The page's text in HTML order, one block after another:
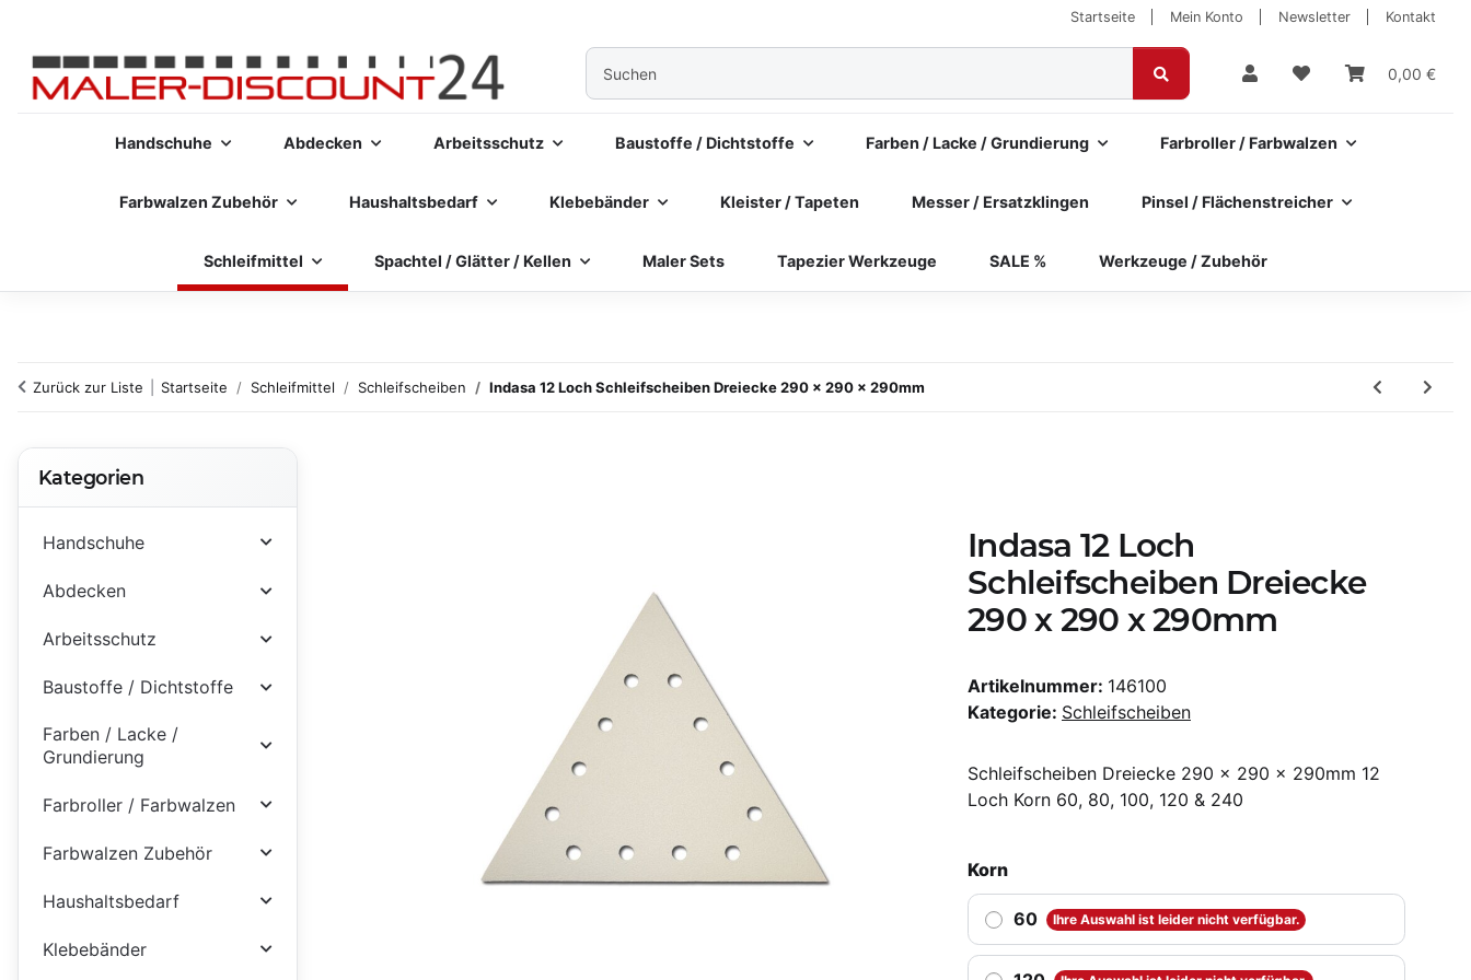
Startseite Mein Konto Newsletter Kontakt
0,00 €
Handschuhe Abdecken Arbeitsschutz Baustoffe / Dichtstoffe Farben / Lacke / Grundierung Farbroller / Farbwalzen
Farbwalzen Zubehör Haushaltsbedarf Klebebänder Kleister / Tapeten Messer / Ersatzklingen Pinsel / Flächenstreicher
Schleifmittel Spachtel / Glätter / Kellen Maler Sets Tapezier Werkzeuge SALE % Werkzeuge / Zubehör
Zurück zur Liste Startseite Schleifmittel Schleifscheiben Indasa 12 Loch Schleifscheiben Dreiecke 290 x 290 x 290mm
Indasa 12 Loch
Schleifscheiben Dreiecke
290 x 290 x 290mm
Artikelnummer: 146100
Kategorie: Schleifscheiben
Schleifscheiben Dreiecke 290 x 290 x 290mm 12
Loch Korn 60, 80, 100, 120 & 240
Korn
60 Ihre Auswahl ist leider nicht verfügbar.
Kategorien
Handschuhe
Abdecken
Arbeitsschutz
Baustoffe / Dichtstoffe
Farben / Lacke /
Grundierung
Farbroller / Farbwalzen
Farbwalzen Zubehör
Haushaltsbedarf
Klebebänder